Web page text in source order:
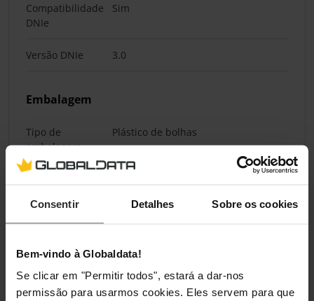
Consentir Detalhes Sobre os cookies
Bem-vindo à Globaldata!
Se clicar em "Permitir todos", estará a dar-nos
permissão para usarmos cookies. Eles servem para que
Compatibilidade
DNIe
Sim
Versão DNIe 3.0
Embalagem
Tipo de
embalagem
Plástico de bolhas
Classificações